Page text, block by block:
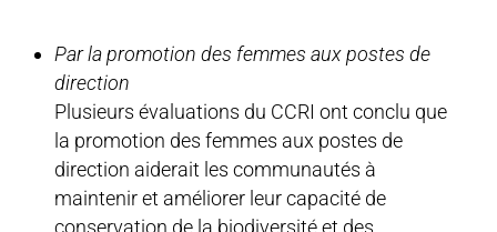
Par la promotion des femmes aux postes de
direction
Plusieurs évaluations du CCRI ont conclu que
la promotion des femmes aux postes de
direction aiderait les communautés à
maintenir et améliorer leur capacité de
conservation de la biodiversité et des